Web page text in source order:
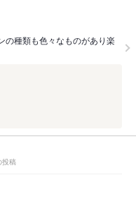
の種類も色々なものがあり楽
投稿